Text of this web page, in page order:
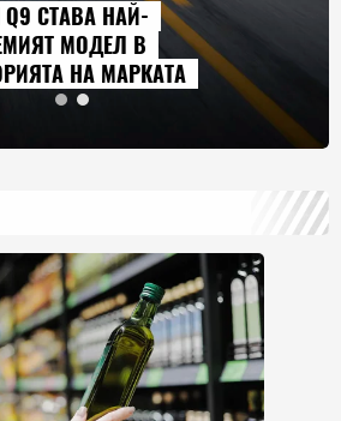
Q9 СТАВА НАЙ-
МОДЕЛ В
НА МАРКАТА